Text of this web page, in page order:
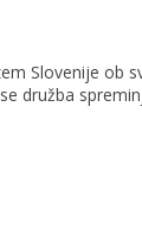
Slovenije ob
družba